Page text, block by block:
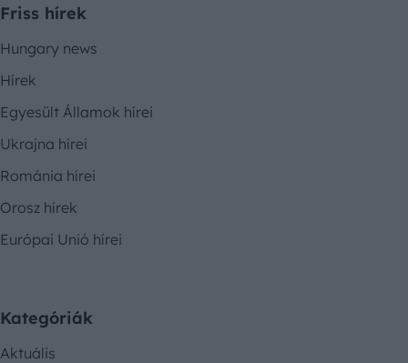
Friss hírek
Hungary news
Hírek
Egyesült Államok hírei
Ukrajna hírei
Románia hírei
Orosz hírek
Európai Unió hírei
Kategóriák
Aktuális